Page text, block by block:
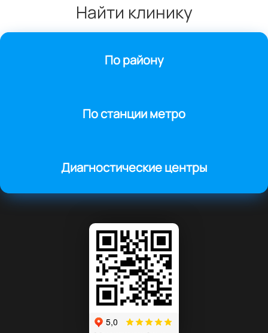
Найти клинику
По району
По станции метро
Диагностические центры